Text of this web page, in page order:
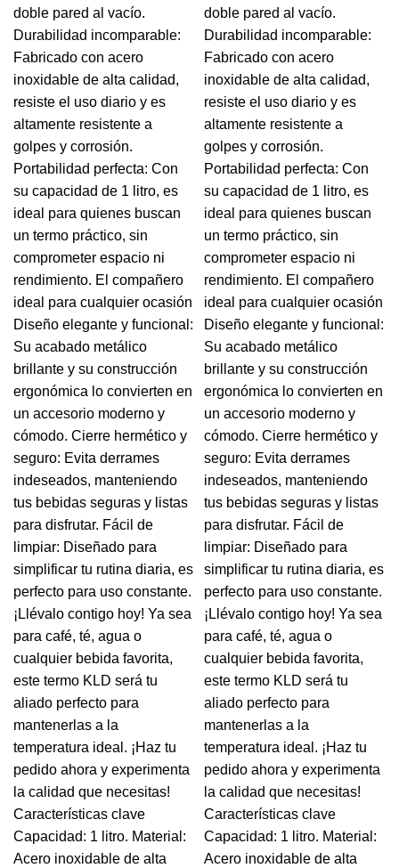
doble pared al vacío.
Durabilidad incomparable:
Fabricado con acero
inoxidable de alta calidad,
resiste el uso diario y es
altamente resistente a
golpes y corrosión.
Portabilidad perfecta: Con
su capacidad de 1 litro, es
ideal para quienes buscan
un termo práctico, sin
comprometer espacio ni
rendimiento. El compañero
ideal para cualquier ocasión
Diseño elegante y funcional:
Su acabado metálico
brillante y su construcción
ergonómica lo convierten en
un accesorio moderno y
cómodo. Cierre hermético y
seguro: Evita derrames
indeseados, manteniendo
tus bebidas seguras y listas
para disfrutar. Fácil de
limpiar: Diseñado para
simplificar tu rutina diaria, es
perfecto para uso constante.
¡Llévalo contigo hoy! Ya sea
para café, té, agua o
cualquier bebida favorita,
este termo KLD será tu
aliado perfecto para
mantenerlas a la
temperatura ideal. ¡Haz tu
pedido ahora y experimenta
la calidad que necesitas!
Características clave
Capacidad: 1 litro. Material:
Acero inoxidable de alta
doble pared al vacío.
Durabilidad incomparable:
Fabricado con acero
inoxidable de alta calidad,
resiste el uso diario y es
altamente resistente a
golpes y corrosión.
Portabilidad perfecta: Con
su capacidad de 1 litro, es
ideal para quienes buscan
un termo práctico, sin
comprometer espacio ni
rendimiento. El compañero
ideal para cualquier ocasión
Diseño elegante y funcional:
Su acabado metálico
brillante y su construcción
ergonómica lo convierten en
un accesorio moderno y
cómodo. Cierre hermético y
seguro: Evita derrames
indeseados, manteniendo
tus bebidas seguras y listas
para disfrutar. Fácil de
limpiar: Diseñado para
simplificar tu rutina diaria, es
perfecto para uso constante.
¡Llévalo contigo hoy! Ya sea
para café, té, agua o
cualquier bebida favorita,
este termo KLD será tu
aliado perfecto para
mantenerlas a la
temperatura ideal. ¡Haz tu
pedido ahora y experimenta
la calidad que necesitas!
Características clave
Capacidad: 1 litro. Material:
Acero inoxidable de alta